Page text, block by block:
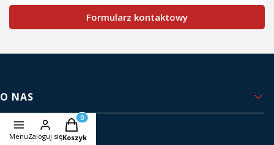
Formularz kontaktowy
Linki w stopce
O NAS
Kontakt i dane firmy
MenuZaloguj się
Produkty w koszyku: 0. Zobacz szczegóły
Koszyk